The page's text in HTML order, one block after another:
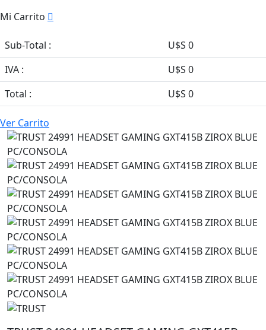
Mi Carrito
Sub-Total :
U$S 0
IVA :
U$S 0
Total :
U$S 0
Ver Carrito